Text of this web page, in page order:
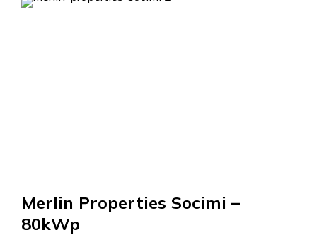
Merlin Properties Socimi –
80kWp